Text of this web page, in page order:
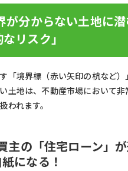
が分からない土地に
リスク」
「境界標（赤い矢印の杭など
土地は、不動産市場において
われます。
の「住宅ローン」が
になる！